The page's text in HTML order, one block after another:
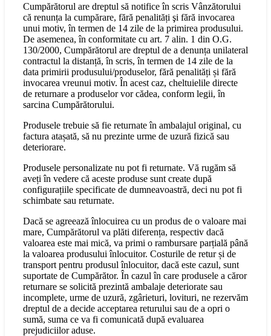
Cumpărătorul are dreptul să notifice în scris Vânzătorului
că renunța la cumpărare, fără penalități şi fără invocarea
unui motiv, în termen de 14 zile de la primirea produsului.
De asemenea, în conformitate cu art. 7 alin. 1 din O.G.
130/2000, Cumpărătorul are dreptul de a denunța unilateral
contractul la distanță, în scris, în termen de 14 zile de la
data primirii produsului/produselor, fără penalități și fără
invocarea vreunui motiv. În acest caz, cheltuielile directe
de returnare a produselor vor cădea, conform legii, în
sarcina Cumpărătorului.
Produsele trebuie să fie returnate în ambalajul original, cu
factura atașată, să nu prezinte urme de uzură fizică sau
deteriorare.
Produsele personalizate nu pot fi returnate. Vă rugăm să
aveți în vedere că aceste produse sunt create după
configurațiile specificate de dumneavoastră, deci nu pot fi
schimbate sau returnate.
Dacă se agreează înlocuirea cu un produs de o valoare mai
mare, Cumpărătorul va plăti diferența, respectiv dacă
valoarea este mai mică, va primi o rambursare parțială până
la valoarea produsului înlocuitor. Costurile de retur și de
transport pentru produsul înlocuitor, dacă este cazul, sunt
suportate de Cumpărător. În cazul în care produsele a căror
returnare se solicită prezintă ambalaje deteriorate sau
incomplete, urme de uzură, zgârieturi, lovituri, ne rezervăm
dreptul de a decide acceptarea returului sau de a opri o
sumă, suma ce va fi comunicată după evaluarea
prejudiciilor aduse.